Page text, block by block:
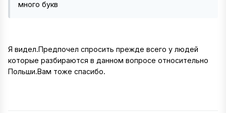
много букв
Я видел.Предпочел спросить прежде всего у людей
которые разбираются в данном вопросе относительно
Польши.Вам тоже спасибо.